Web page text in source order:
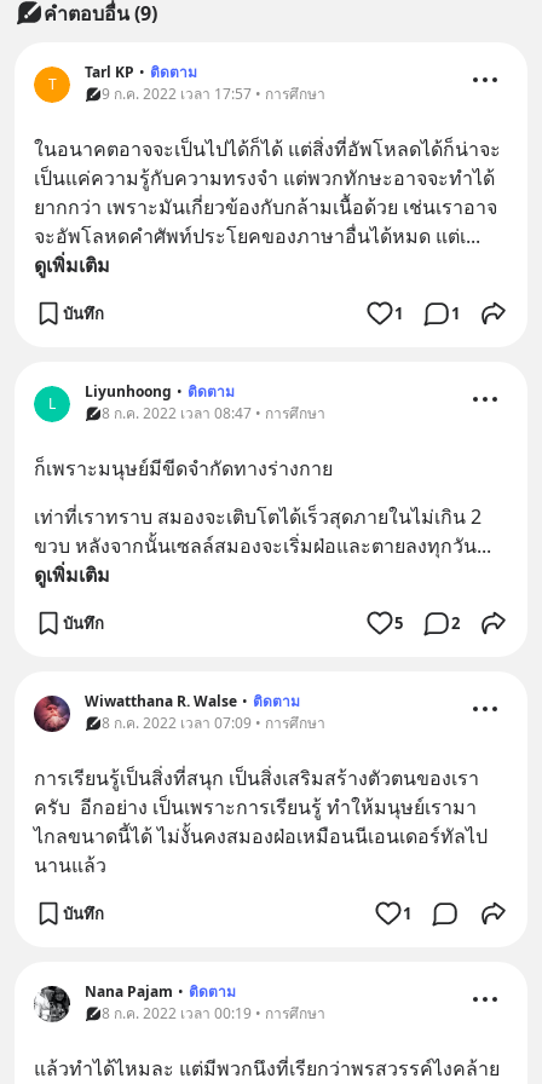
คำตอบอื่น(9)
T
Tarl KP • ติดตาม
9 ก.ค. 2022 เวลา 17:57 • การศึกษา
ในอนาคตอาจจะเป็นไปได้ก็ได้ แต่สิ่งที่อัพโหลดได้ก็น่าจะ
เป็นแค่ความรู้กับความทรงจำ แต่พวกทักษะอาจจะทำได้
ยากกว่า เพราะมันเกี่ยวข้องกับกล้ามเนื้อด้วย เช่นเราอาจ
จะอัพโลหดคำศัพท์ประโยคของภาษาอื่นได้หมด แต่เ...
ดูเพิ่มเติม
บันทึก 1 1
L
Liyunhoong • ติดตาม
8 ก.ค. 2022 เวลา 08:47 • การศึกษา
ก็เพราะมนุษย์มีขีดจำกัดทางร่างกาย
เท่าที่เราทราบ สมองจะเติบโตได้เร็วสุดภายในไม่เกิน 2
ขวบ หลังจากนั้นเซลล์สมองจะเริ่มฝ่อและตายลงทุกวัน...
ดูเพิ่มเติม
บันทึก 5 2
Wiwatthana R. Walse • ติดตาม
8 ก.ค. 2022 เวลา 07:09 • การศึกษา
การเรียนรู้เป็นสิ่งที่สนุก เป็นสิ่งเสริมสร้างตัวตนของเรา
ครับ  อีกอย่าง เป็นเพราะการเรียนรู้ ทำให้มนุษย์เรามา
ไกลขนาดนี้ได้ ไม่งั้นคงสมองฝ่อเหมือนนีเอนเดอร์ทัลไป
นานแล้ว
บันทึก 1
Nana Pajam • ติดตาม
8 ก.ค. 2022 เวลา 00:19 • การศึกษา
แล้วทำได้ไหมละ​ แต่มีพวกนึงที่เรียกว่าพรสวรรค์ไงคล้าย